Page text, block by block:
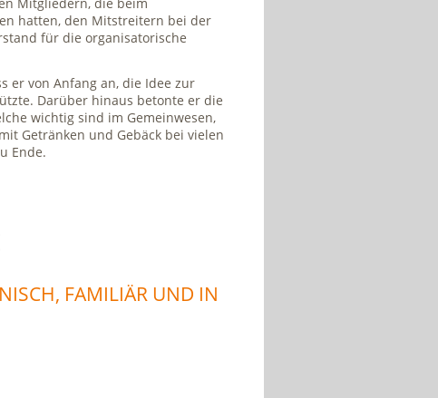
Mitgliedern, die beim
hatten, den Mitstreitern bei der
für die organisatorische
er von Anfang an, die Idee zur
Darüber hinaus betonte er die
wichtig sind im Gemeinwesen,
Getränken und Gebäck bei vielen
Ende.
FAMILIÄR UND IN